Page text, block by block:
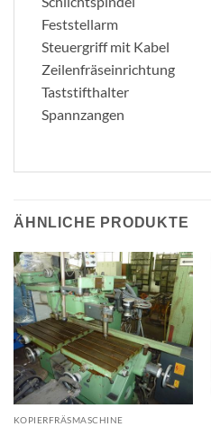
Feststellarm
Steuergriff mit Kabel
Zeilenfräseinrichtung
Taststifthalter
Spannzangen
ÄHNLICHE PRODUKTE
KOPIERFRÄSMASCHINE